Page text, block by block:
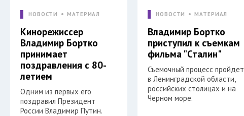
НОВОСТИ МАТЕРИАЛ
Кинорежиссер
Владимир Бортко
принимает
поздравления с 80-
летием
Одним из первых его
поздравил Президент
России Владимир Путин.
НОВОСТИ МАТЕРИАЛ
Владимир Бортко
приступил к съемкам
фильма "Сталин"
Съемочный процесс пройдет
в Ленинградской области,
российских столицах и на
Черном море.